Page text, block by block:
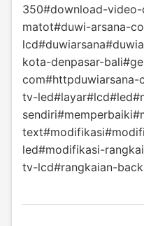
350#download-
matot#duwi-arsana-
lcd#duwiarsana
kota-denpasar-bali
com
tv-led#layar#lcd#led
sendiri#memperbaiki
text#modifikasi
led#modifikasi-
tv-lcd#rangkaian-